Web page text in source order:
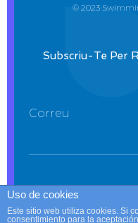
© 2023
Subscriu-Te Per
Correu
Uso de cookies
Este sitio web utiliza cookies. Si
consentimiento para la